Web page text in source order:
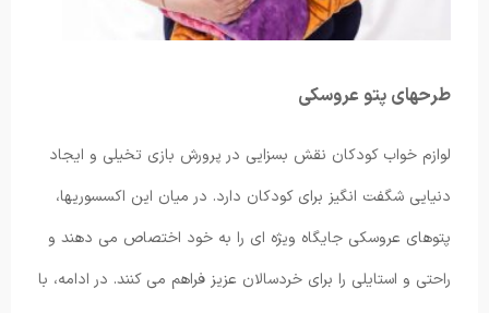
طرحهای پتو عروسکی
لوازم خواب کودکان نقش بسزایی در پرورش بازی تخیلی و ایجاد
دنیایی شگفت انگیز برای کودکان دارد. در میان این اکسسوریها،
پتوهای عروسکی جایگاه ویژه ای را به خود اختصاص می دهند و
راحتی و استایلی را برای خردسالان عزیز فراهم می کنند. در ادامه، با